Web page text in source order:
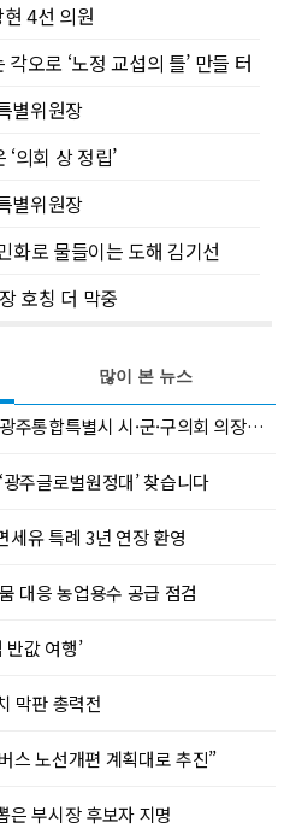
4선 의원
오로 ‘노정 교섭의 틀’ 만들 터
별위원장
의회 상 정립’
별위원장
화로 물들이는 도해 김기선
호칭 더 막중
시 시·군·구의회 의장협의회 부회장 선출
주글로벌원정대’ 찾습니다
세유 특례 3년 연장 환영
대응 농업용수 공급 점검
반값 여행’
막판 총력전
스 노선개편 계획대로 추진”
은 부시장 후보자 지명
많이 본 뉴스